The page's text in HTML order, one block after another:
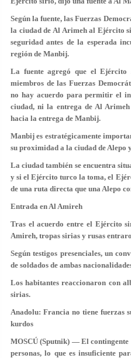
Según la fuente, las Fuerzas
la ciudad de Al Arimeh al Ejército
seguridad antes de la esperada
región de Manbij.
La fuente agregó que el Ejército
miembros de las Fuerzas
no hay acuerdo para permitir el
ciudad, ni la entrega de Al
hacia la entrega de Manbij.
Manbij es estratégicamente
su proximidad a la ciudad de Alepo
La ciudad también se encuentra
y si el Ejército turco la toma, el
de una ruta directa que una Alepo
Entrada en Al Amireh
Tras el acuerdo entre el Ejército
Amireh, tropas sirias y rusas
Según testigos presenciales, un
de soldados de ambas
Los habitantes reaccionaron con
sirias.
Anadolu: Francia no tiene fuerzas
kurdos
MOSCÚ (Sputnik) — El contingente
personas, lo que es insuficiente